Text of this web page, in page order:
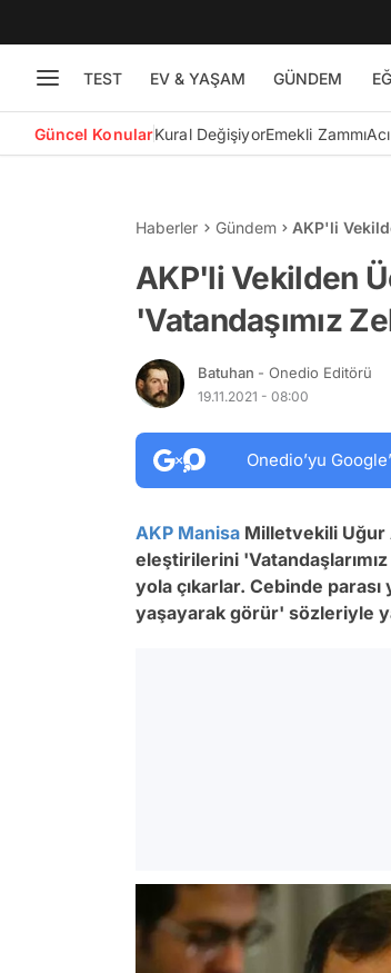
TEST EV & YAŞAM GÜNDEM
Güncel KonularKural DeğişiyorEmekli Zammı
Haberler Gündem
AKP'li
AKP'li Vekilden
'Vatandaşımız
Batuhan - Onedio Editörü
19.11.2021 - 08:00
Onedio’yu
AKP Manisa Milletvekili
eleştirilerini
yola çıkarlar. Cebinde
yaşayarak görür' sözleriyle